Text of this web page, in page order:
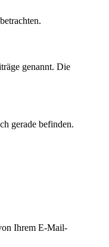
genannt. Die
gerade befinden.
Ihrem E-Mail-